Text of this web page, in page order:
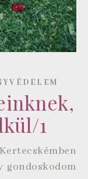
1
gondoskodom